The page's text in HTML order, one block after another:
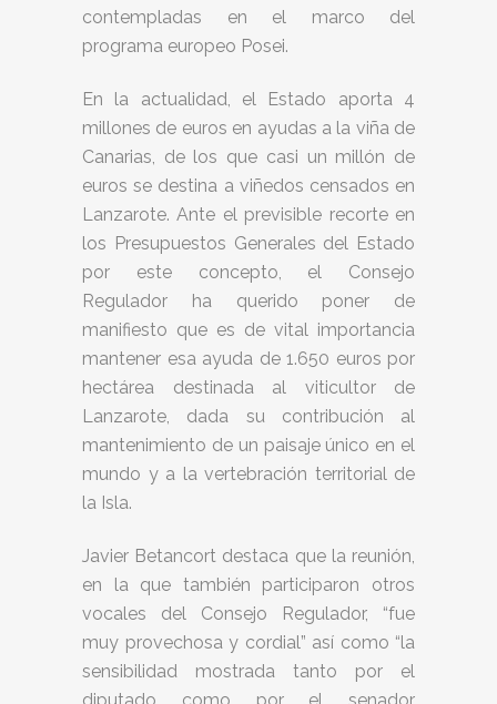
contempladas en el marco del
programa europeo Posei.
En la actualidad, el Estado aporta 4
millones de euros en ayudas a la viña de
Canarias, de los que casi un millón de
euros se destina a viñedos censados en
Lanzarote. Ante el previsible recorte en
los Presupuestos Generales del Estado
por este concepto, el Consejo
Regulador ha querido poner de
manifiesto que es de vital importancia
mantener esa ayuda de 1.650 euros por
hectárea destinada al viticultor de
Lanzarote, dada su contribución al
mantenimiento de un paisaje único en el
mundo y a la vertebración territorial de
la Isla.
Javier Betancort destaca que la reunión,
en la que también participaron otros
vocales del Consejo Regulador, “fue
muy provechosa y cordial” así como “la
sensibilidad mostrada tanto por el